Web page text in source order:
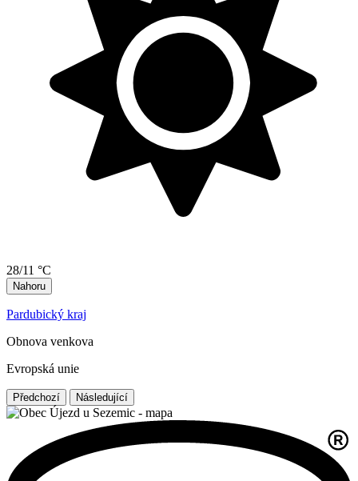
28/11 °C
Nahoru
Pardubický kraj
Obnova venkova
Evropská unie
Předchozí Následující